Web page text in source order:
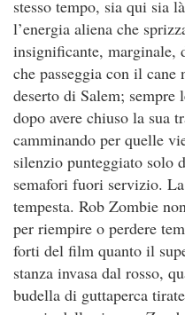
stesso tempo, sia qui sia
l’energia aliena che
insignificante, marginale,
che passeggia con il
deserto di Salem; sempre
dopo avere chiuso la sua
camminando per quelle
silenzio punteggiato solo
semafori fuori servizio.
tempesta. Rob Zombie
per riempire o perdere
forti del film quanto il
stanza invasa dal rosso,
budella di guttaperca